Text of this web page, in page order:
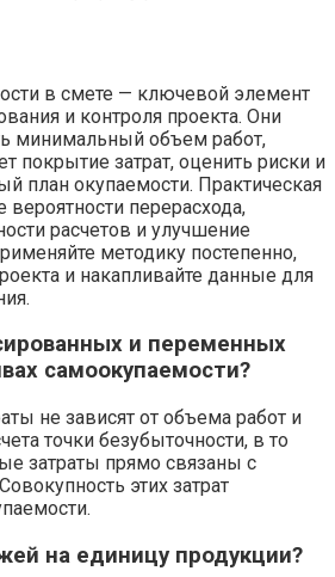
в смете — ключевой элемент
и контроля проекта. Они
минимальный объем работ,
покрытие затрат, оценить риски и
план окупаемости. Практическая
перерасхода,
расчетов и улучшение
методику постепенно,
и накапливайте данные для
и переменных
самоокупаемости?
не зависят от объема работ и
точки безубыточности, в то
затраты прямо связаны с
этих затрат
на единицу продукции?